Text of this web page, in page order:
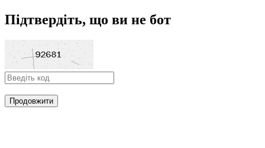
Підтвердіть, що ви не бот
Продовжити